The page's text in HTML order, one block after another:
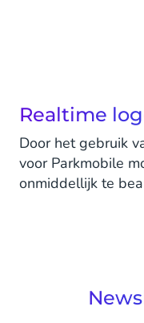
Realtime
Door het gebruik
voor Parkmobile
onmiddellijk te